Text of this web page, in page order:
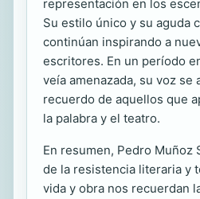
representación en los
Su estilo único y su aguda
continúan inspirando a
escritores. En un período
veía amenazada, su voz se
recuerdo de aquellos que
la palabra y el teatro.
En resumen, Pedro Muñoz
de la resistencia literaria y
vida y obra nos recuerdan